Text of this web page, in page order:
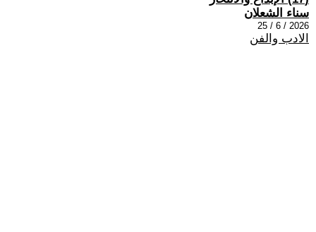
سناء الشعلان
2026 / 6 / 25
الادب والفن